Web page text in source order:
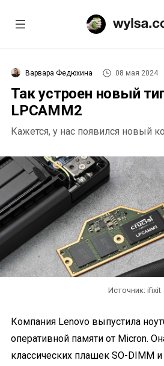
Варвара Федюхина 08 мая 2024
Так устроен новый
LPCAMM2
Кажется, у нас появился новый
Источник: ifixit
Компания Lenovo выпустила
оперативной памяти от Micron.
классических плашек SO-DIMM